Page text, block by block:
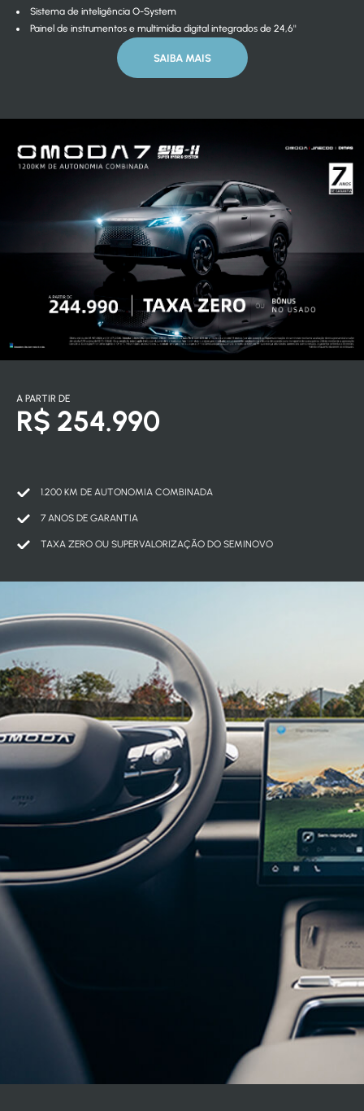
Sistema de inteligência O-System
Painel de instrumentos e multimídia digital integrados de 24,6''
SAIBA MAIS
A PARTIR DE
R$ 254.990
1.200 KM DE AUTONOMIA COMBINADA
7 ANOS DE GARANTIA
TAXA ZERO OU SUPERVALORIZAÇÃO DO SEMINOVO